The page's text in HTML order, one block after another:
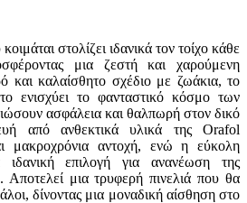
στολίζει ιδανικά τον τοίχο κάθε
μια ζεστή και χαρούμενη
καλαίσθητο σχέδιο με ζωάκια, το
ενισχύει το φανταστικό κόσμο των
ασφάλεια και θαλπωρή στον δικό
από ανθεκτικά υλικά της Orafol
μακροχρόνια αντοχή, ενώ η εύκολη
ιδανική επιλογή για ανανέωση της
Αποτελεί μια τρυφερή πινελιά που θα
δίνοντας μια μοναδική αίσθηση στο